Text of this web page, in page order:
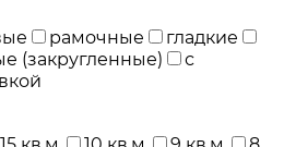
рамочные
гладкие
(закругленные)
с